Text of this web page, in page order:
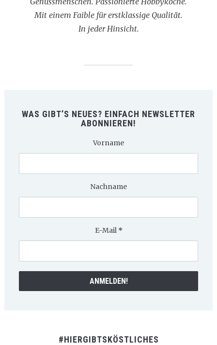
Mit einem Faible für erstklassige Qualität.
In jeder Hinsicht.
WAS GIBT’S NEUES? EINFACH NEWSLETTER
ABONNIEREN!
Vorname
Nachname
E-Mail *
#HIERGIBTSKÖSTLICHES